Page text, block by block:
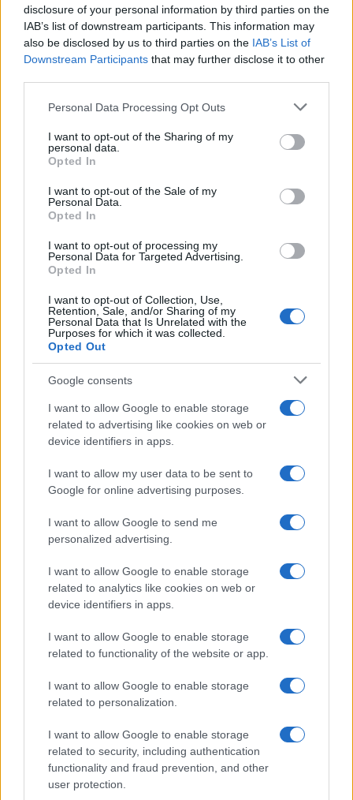
disclosure of your personal information by third parties on the
IAB’s list of downstream participants. This information may
also be disclosed by us to third parties on the IAB’s List of
Downstream Participants that may further disclose it to other
Please note that this website/app uses one or more Google
not limited to your visit or usage behaviour. You may click to
grant or deny consent to Google and its third-party tags to
use your data for below specified purposes in below Google
consent section.
Personal Data Processing Opt Outs
I want to opt-out of the Sharing of my
personal data.
Opted In
I want to opt-out of the Sale of my
Personal Data.
Opted In
I want to opt-out of processing my
Personal Data for Targeted Advertising.
Opted In
I want to opt-out of Collection, Use,
Retention, Sale, and/or Sharing of my
Personal Data that Is Unrelated with the
Purposes for which it was collected.
Opted Out
Google consents
I want to allow Google to enable storage
related to advertising like cookies on web or
device identifiers in apps.
I want to allow my user data to be sent to
Google for online advertising purposes.
I want to allow Google to send me
personalized advertising.
I want to allow Google to enable storage
related to analytics like cookies on web or
device identifiers in apps.
I want to allow Google to enable storage
related to functionality of the website or app.
I want to allow Google to enable storage
related to personalization.
I want to allow Google to enable storage
related to security, including authentication
functionality and fraud prevention, and other
user protection.
Continua a leggere
CICLISMO
America’s Cup a Napoli: guida alle regate preliminari e
alle basi dei team
Francesca Lombardi · 6 Ago 2026